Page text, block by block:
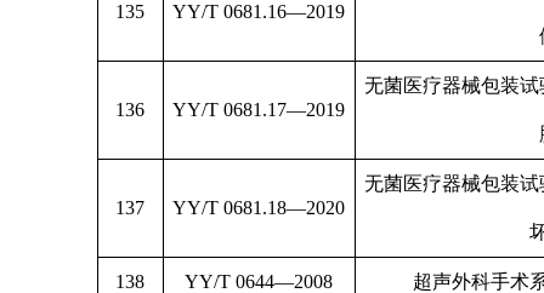
135 YY/T 0681.16—2019
136 YY/T 0681.17—2019
无菌医疗器械包装
137 YY/T 0681.18—2020
无菌医疗器械包装
138 YY/T 0644—2008 超声外科手术